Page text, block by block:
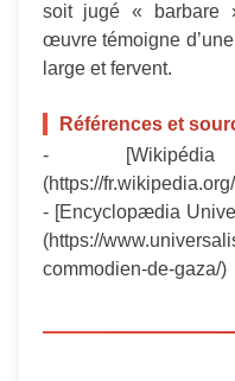
soit jugé « barbare
œuvre témoigne
large et fervent.
Références et
-
(https://
- [Encyclopædia
(https://
commodien-de-gaza/)